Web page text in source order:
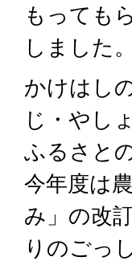
もっても
しました。
かけはし
じ・やし
ふるさと
今年度は
み」の改
りのごっ